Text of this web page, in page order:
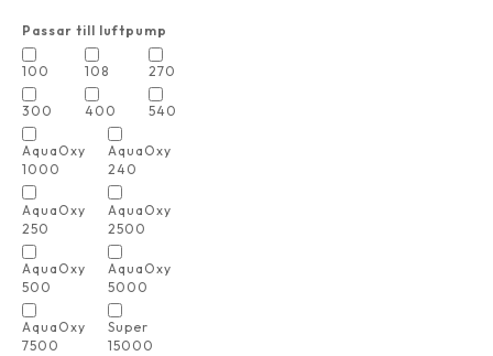
Passar till luftpump
100 108 270
300 400 540
AquaOxy
1000
AquaOxy
240
AquaOxy
250
AquaOxy
2500
AquaOxy
500
AquaOxy
5000
AquaOxy
7500
Super
15000